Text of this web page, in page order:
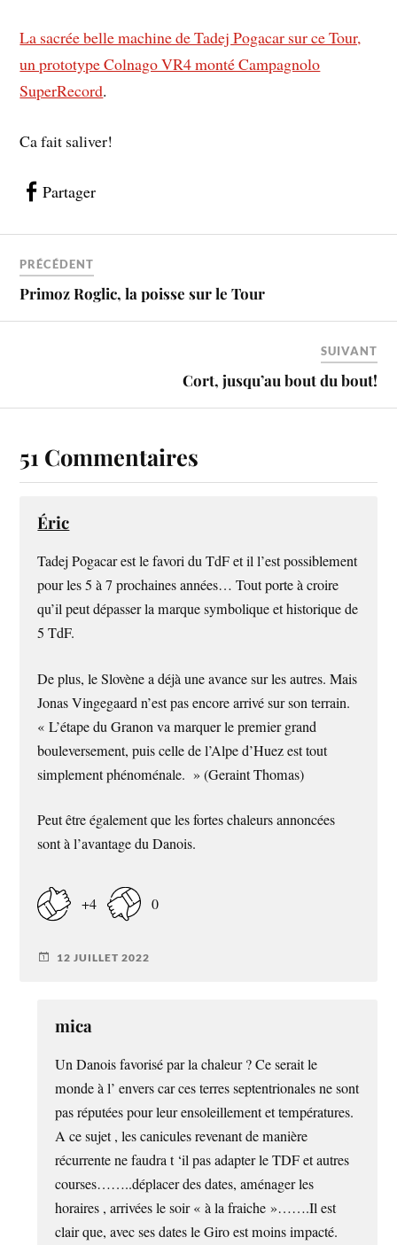
La sacrée belle machine de Tadej Pogacar sur ce Tour,
un prototype Colnago VR4 monté Campagnolo
SuperRecord.
Ca fait saliver!
Partager
PRÉCÉDENT
Primoz Roglic, la poisse sur le Tour
SUIVANT
Cort, jusqu’au bout du bout!
51 Commentaires
Éric
Tadej Pogacar est le favori du TdF et il l’est possiblement
pour les 5 à 7 prochaines années… Tout porte à croire
qu’il peut dépasser la marque symbolique et historique de
5 TdF.
De plus, le Slovène a déjà une avance sur les autres. Mais
Jonas Vingegaard n’est pas encore arrivé sur son terrain.
« L’étape du Granon va marquer le premier grand
bouleversement, puis celle de l’Alpe d’Huez est tout
simplement phénoménale. » (Geraint Thomas)
Peut être également que les fortes chaleurs annoncées
sont à l’avantage du Danois.
+4 0
12 JUILLET 2022
mica
Un Danois favorisé par la chaleur ? Ce serait le
monde à l’ envers car ces terres septentrionales ne sont
pas réputées pour leur ensoleillement et températures.
A ce sujet , les canicules revenant de manière
récurrente ne faudra t ‘il pas adapter le TDF et autres
courses……..déplacer des dates, aménager les
horaires , arrivées le soir « à la fraiche »…….Il est
clair que, avec ses dates le Giro est moins impacté.